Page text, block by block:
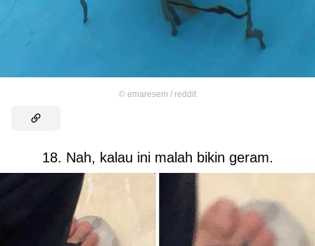
© emaresem / reddit
18. Nah, kalau ini malah bikin geram.